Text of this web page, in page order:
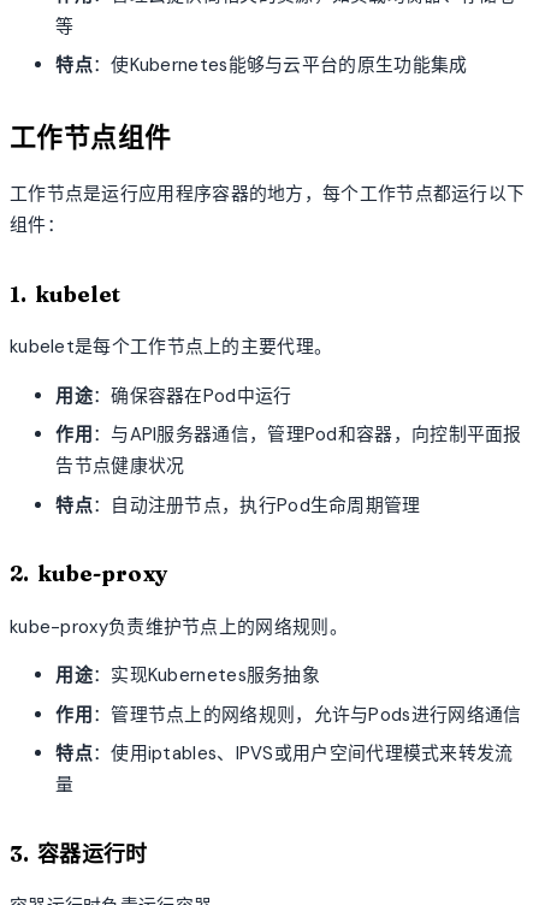
等
特点：使Kubernetes能够与云平台的原生功能集成
工作节点组件
工作节点是运行应用程序容器的地方，每个工作节点都运行以下
组件：
1. kubelet
kubelet是每个工作节点上的主要代理。
用途：确保容器在Pod中运行
作用 ：与API服务器通信，管理Pod和容器，向控制平面报
告节点健康状况
特点：自动注册节点，执行Pod生命周期管理
2. kube-proxy
kube-proxy负责维护节点上的网络规则。
用途：实现Kubernetes服务抽象
作用：管理节点上的网络规则，允许与Pods进行网络通信
特点：使用iptables、IPVS或用户空间代理模式来转发流
量
3. 容器运行时